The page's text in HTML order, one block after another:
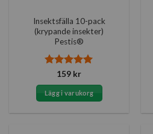
Insektsfälla 10-pack
(krypande insekter)
Pestis®
Betygsatt
av 5
159 kr
Lägg i varukorg